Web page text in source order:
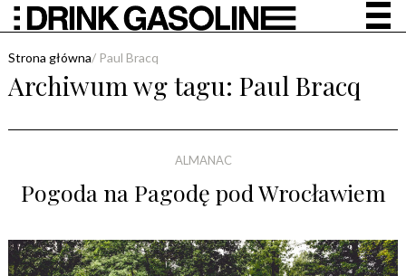
Strona główna/ Paul Bracq
Archiwum wg tagu: Paul Bracq
ALMANAC
Pogoda na Pagodę pod Wrocławiem